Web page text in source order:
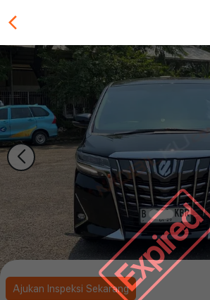
Expired
Ajukan Inspeksi Sekarang